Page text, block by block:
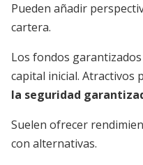
Pueden añadir
cartera.
Los fondos
capital inicial. Atractivos
la seguridad
Suelen ofrecer
con alternativas.